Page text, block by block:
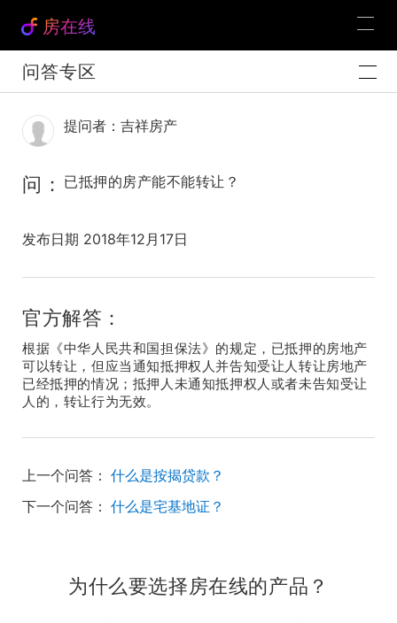
房在线
问答专区
提问者：吉祥房产
问： 已抵押的房产能不能转让？
发布日期 2018年12月17日
官方解答：
根据《中华人民共和国担保法》的规定，已抵押的房地产
可以转让，但应当通知抵押权人并告知受让人转让房地产
已经抵押的情况；抵押人未通知抵押权人或者未告知受让
人的，转让行为无效。
上一个问答： 什么是按揭贷款？
下一个问答： 什么是宅基地证？
为什么要选择房在线的产品？